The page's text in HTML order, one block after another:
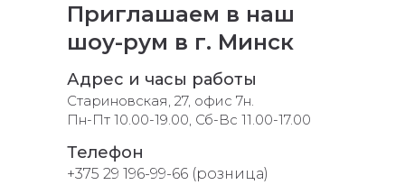
Приглашаем в наш
шоу-рум в г. Минск
Адрес и часы работы
Стариновская, 27, офис 7н.
Пн-Пт 10.00-19.00, Сб-Вс 11.00-17.00
Телефон
+375 29 196-99-66 (розница)